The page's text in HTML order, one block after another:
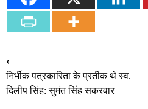
Post
navigation
⟵
निर्भीक पत्रकारिता के प्रतीक थे स्व.
दिलीप सिंह: सुमंत सिंह सकरवार